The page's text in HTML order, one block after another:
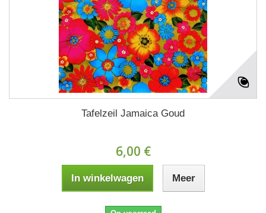
Tafelzeil Jamaica Goud
6,00 €
In winkelwagen Meer